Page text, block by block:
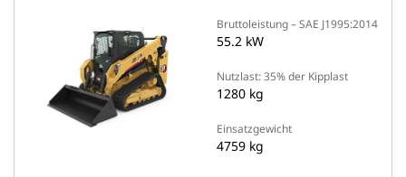
Bruttoleistung – SAE J1995:2014
55.2 kW
Nutzlast: 35% der Kipplast
1280 kg
Einsatzgewicht
4759 kg